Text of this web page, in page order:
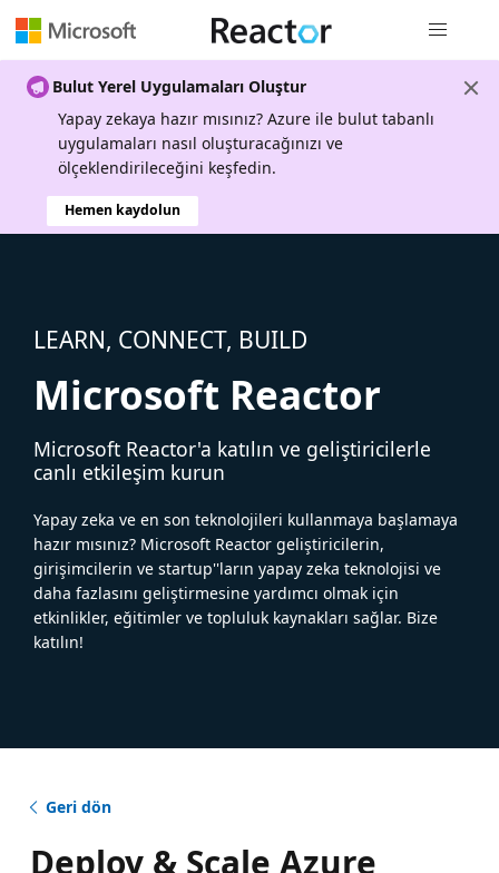
Bulut Yerel Uygulamaları Oluştur
Yapay zekaya hazır mısınız? Azure ile bulut tabanlı
uygulamaları nasıl oluşturacağınızı ve
ölçeklendirileceğini keşfedin.
Hemen kaydolun
LEARN, CONNECT, BUILD
Microsoft Reactor
Microsoft Reactor'a katılın ve geliştiricilerle
canlı etkileşim kurun
Yapay zeka ve en son teknolojileri kullanmaya başlamaya
hazır mısınız? Microsoft Reactor geliştiricilerin,
girişimcilerin ve startup''ların yapay zeka teknolojisi ve
daha fazlasını geliştirmesine yardımcı olmak için
etkinlikler, eğitimler ve topluluk kaynakları sağlar. Bize
katılın!
Geri dön
Deploy & Scale Azure